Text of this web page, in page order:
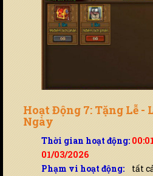
Hoạt Động 7: Tặng Lễ -
Ngày
Thời gian hoạt động:
01/03/2026
Phạm vi hoạt động: tất